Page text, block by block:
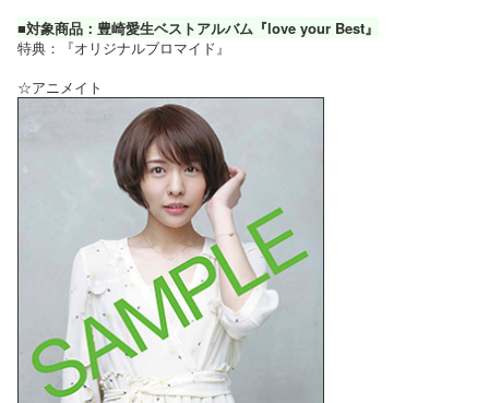
■対象商品：豊崎愛生ベストアルバム『love your Best』
特典：『オリジナルブロマイド』
☆アニメイト